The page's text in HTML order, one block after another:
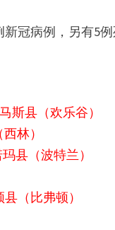
冠病例，另有5
斯县（欢乐谷）
林）
县（波特兰）
（比弗顿）